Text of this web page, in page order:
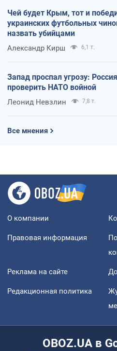
Чей будет Крым, тот и
украинских футбольных
назвать убийцами
Александр Кирш 6,1 т.
Запад проспал угрозу:
проверить НАТО войной
Леонид Невзлин 7,8 т.
Все мнения
О компании
Правовая информация
Реклама на сайте
Редакционная политика
OBOZ.UA в